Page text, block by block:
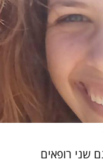
שני רופאים